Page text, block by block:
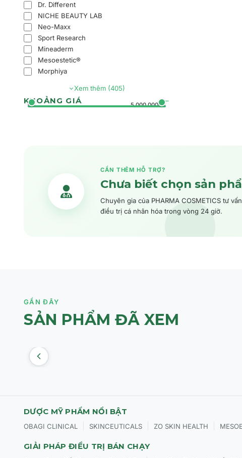
Dr. Different
NICHE BEAUTY LAB
Neo-Maxx
Sport Research
Mineaderm
Mesoestetic®
Morphiya
Xem thêm (405)
KHOẢNG GIÁ
0đ 5.000.000đ+
CẦN THÊM HỖ TRỢ?
Chưa biết chọn sản
Chuyên gia của PHARMA COSMETICS tư
điều trị cá nhân hóa trong vòng 24 giờ.
GẦN ĐÂY
SẢN PHẨM ĐÃ XEM
DƯỢC MỸ PHẨM NỔI BẬT
OBAGI CLINICAL SKINCEUTICALS ZO SKIN HEALTH
GIẢI PHÁP ĐIỀU TRỊ BÁN CHẠY